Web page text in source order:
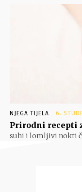
NJEGA TIJELA 6.
Prirodni recepti
suhi i lomljivi nokti